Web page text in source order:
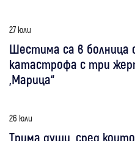
27 юли
Шестима са в болница
катастрофа с три
„Марица“
26 юли
Трима души, сред